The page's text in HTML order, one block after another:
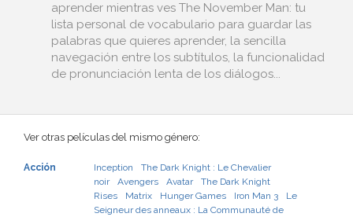
aprender mientras ves The November Man: tu
lista personal de vocabulario para guardar las
palabras que quieres aprender, la sencilla
navegación entre los subtítulos, la funcionalidad
de pronunciación lenta de los diálogos...
Ver otras películas del mismo género:
Acción Inception
The Dark Knight : Le Chevalier
noir
Avengers Avatar
The Dark Knight
Rises
Matrix Hunger Games Iron Man 3
Le
Seigneur des anneaux : La Communauté de